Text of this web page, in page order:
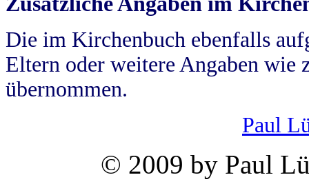
Die im Kirchenbuch ebenfalls
Eltern oder weitere Angaben wie
übernommen.
Paul
© 2009 by Paul